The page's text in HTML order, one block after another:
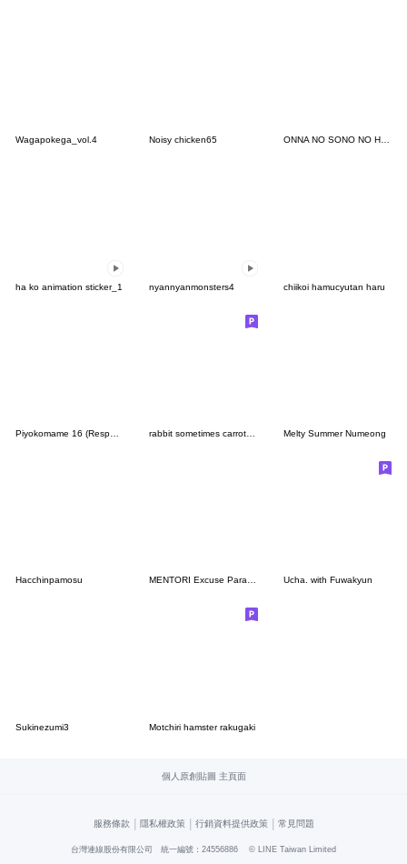
Wagapokega_vol.4 Noisy chicken65 ONNA NO SONO NO HOSHI 2
ha ko animation sticker_1 nyannyanmonsters4 chiikoi hamucyutan haru
Melty Summer Numeong
Hacchinpamosu MENTORI Excuse Parade[PENGUIN] Ucha. with Fuwakyun
Sukinezumi3 Motchiri hamster rakugaki
個人原創貼圖 主頁面
服務條款 | 隱私權政策 | 行銷資料提供政策 | 常見問題
台灣連線股份有限公司 統一編號：24556886 © LINE Taiwan Limited